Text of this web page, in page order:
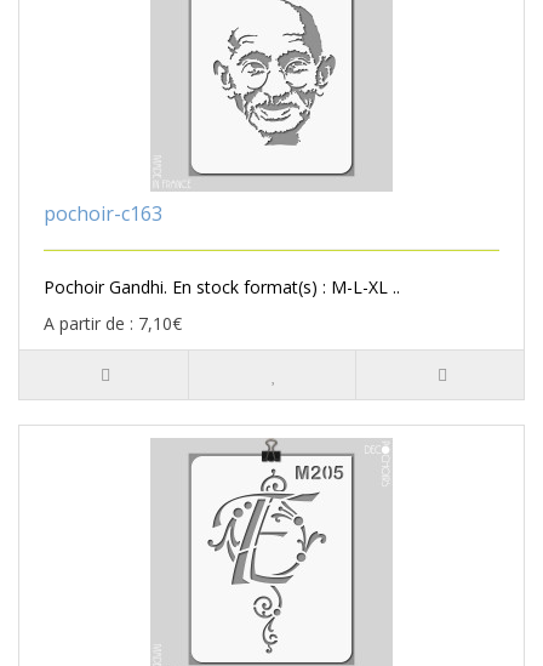
pochoir-c163
Pochoir Gandhi. En stock format(s) : M-L-XL ..
A partir de : 7,10€